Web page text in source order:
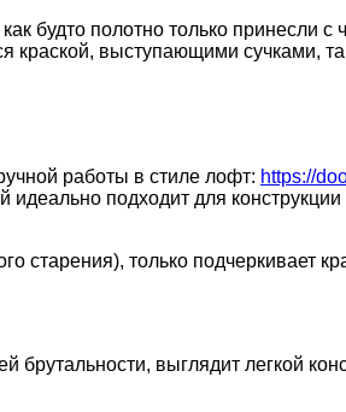
будто полотно только принесли с
выступающими сучками,
работы в стиле лофт: https://
подходит для
только подчеркивает
брутальности, выглядит легкой